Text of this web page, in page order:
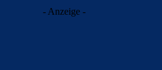
- Anzeige -